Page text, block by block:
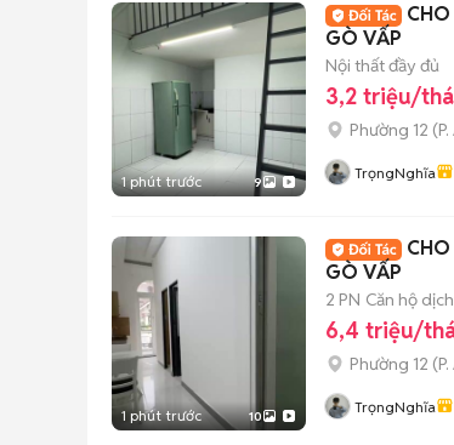
1 phút trước 9
GÒ VẤP
Nội thất đầy đủ
3,2 triệu/
Phường 12 (
TrọngNghĩa
1 phút trước 10
GÒ VẤP
2 PN Căn hộ
6,4 triệu/
Phường 12 (
TrọngNghĩa